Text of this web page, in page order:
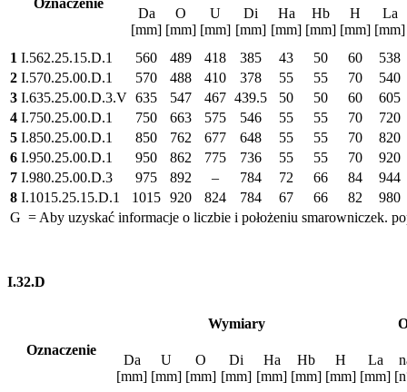
Oznaczenie
Da
[mm]
O
[mm]
U
[mm]
Di
[mm]
Ha
[mm]
Hb
[mm]
H
[mm]
La
[mm]
1 I.562.25.15.D.1 560 489 418 385 43 50 60
538
2 I.570.25.00.D.1 570 488 410 378 55 55 70
540
3 I.635.25.00.D.3.V 635 547 467 439.5 50 50 60
605
4 I.750.25.00.D.1 750 663 575 546 55 55 70
720
5 I.850.25.00.D.1 850 762 677 648 55 55 70
820
6 I.950.25.00.D.1 950 862 775 736 55 55 70
920
7 I.980.25.00.D.3 975 892 – 784 72 66 84
944
8 I.1015.25.15.D.1 1015 920 824 784 67 66 82
980
G = Aby uzyskać informacje o liczbie i położeniu smarowniczek.
I.32.D
Oznaczenie
Wymiary
Da
[mm]
U
[mm]
O
[mm]
Di
[mm]
Ha
[mm]
Hb
[mm]
H
[mm]
La
[mm]